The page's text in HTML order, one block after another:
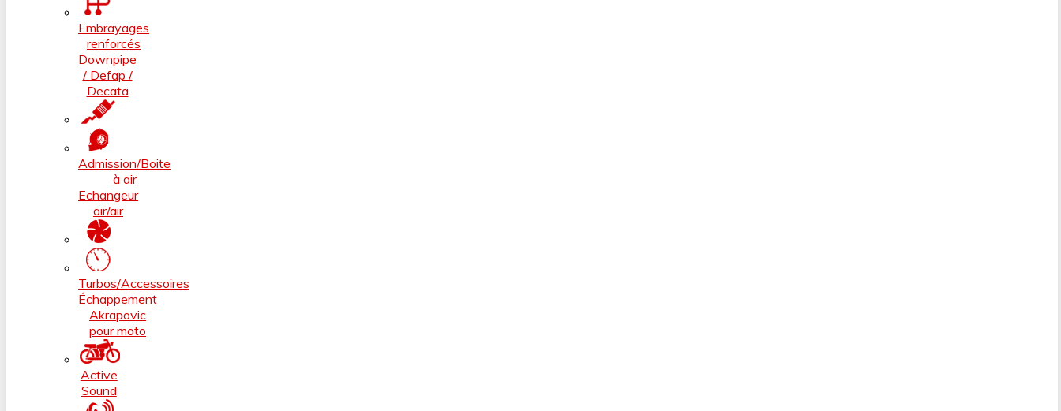
Embrayages
renforcés
Downpipe
/ Defap /
Decata
Admission/Boite
à air
Echangeur
air/air
Turbos/Accessoires
Échappement
Akrapovic
pour moto
Active
Sound